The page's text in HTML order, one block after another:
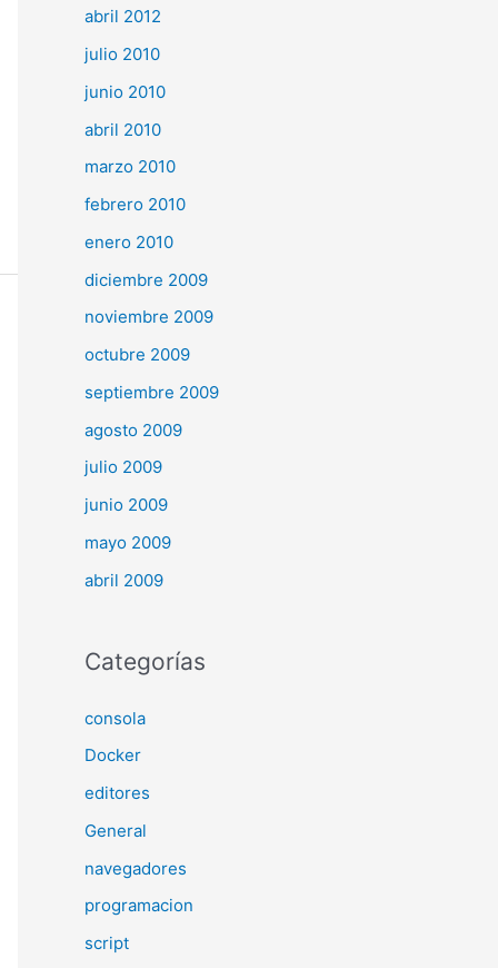
abril 2012
julio 2010
junio 2010
abril 2010
marzo 2010
febrero 2010
enero 2010
diciembre 2009
noviembre 2009
octubre 2009
septiembre 2009
agosto 2009
julio 2009
junio 2009
mayo 2009
abril 2009
Categorías
consola
Docker
editores
General
navegadores
programacion
script